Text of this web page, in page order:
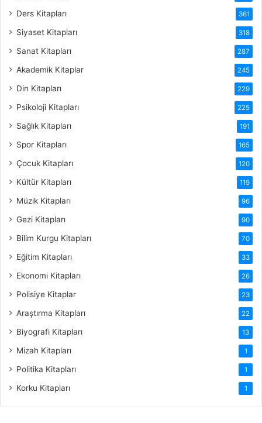
Ders Kitapları 361
Siyaset Kitapları 318
Sanat Kitapları 287
Akademik Kitaplar 245
Din Kitapları 229
Psikoloji Kitapları 225
Sağlık Kitapları 191
Spor Kitapları 165
Çocuk Kitapları 120
Kültür Kitapları 119
Müzik Kitapları 96
Gezi Kitapları 90
Bilim Kurgu Kitapları 70
Eğitim Kitapları 33
Ekonomi Kitapları 26
Polisiye Kitaplar 23
Araştırma Kitapları 22
Biyografi Kitapları 13
Mizah Kitapları 1
Politika Kitapları 1
Korku Kitapları 1